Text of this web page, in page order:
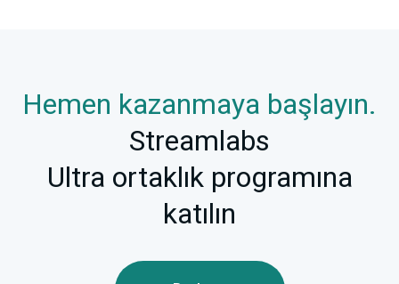
Hemen kazanmaya başlayın.
Streamlabs
Ultra ortaklık programına
katılın